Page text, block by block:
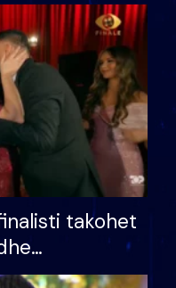
takohet
ndonjë letër